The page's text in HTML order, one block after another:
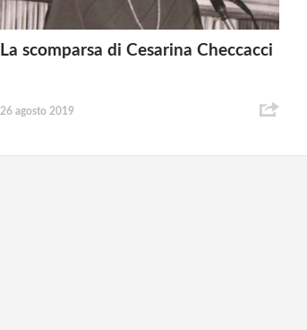
La scomparsa di Cesarina Checcacci
26 agosto 2019